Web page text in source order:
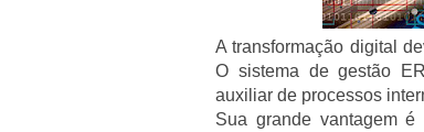
A transformação digital
O sistema de gestão
auxiliar de processos
Sua grande vantagem